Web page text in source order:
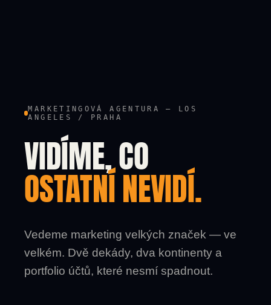
MARKETINGOVÁ AGENTURA — LOS
ANGELES / PRAHA
VIDÍME, CO
OSTATNÍ NEVIDÍ.
Vedeme marketing velkých značek — ve
velkém. Dvě dekády, dva kontinenty a
portfolio účtů, které nesmí spadnout.